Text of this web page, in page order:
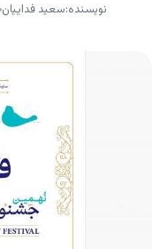
نویسنده:سعید فداییان